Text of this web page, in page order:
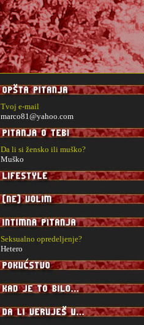
Tvoj e-mail
marco81@yahoo.com
Da li si žensko ili muško?
Muško
Seksualno opredeljenje?
Hetero